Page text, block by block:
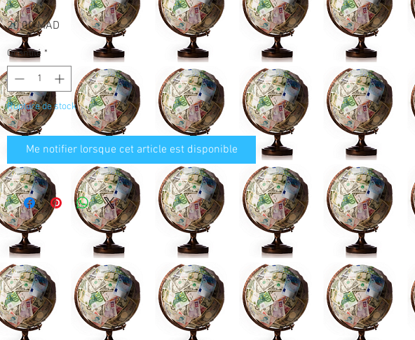
20,00 MAD
Quantité *
Rupture de stock
Me notifier lorsque cet article est disponible